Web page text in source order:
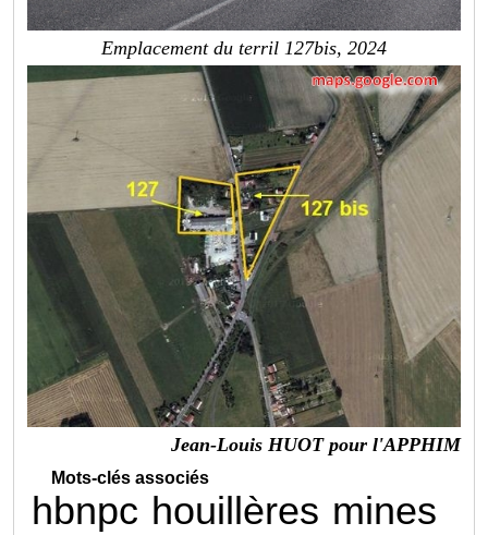
Emplacement du terril 127bis, 2024
Jean-Louis HUOT pour l'APPHIM
Mots-clés associés
hbnpc houillères mines